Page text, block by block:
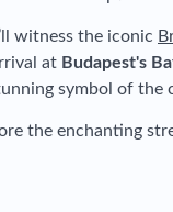
witness the iconic
at Budapest's
symbol of the
the enchanting